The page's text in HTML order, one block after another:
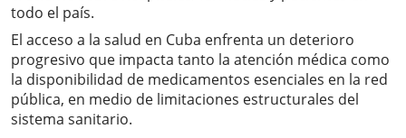
todo el país.
El acceso a la salud en Cuba enfrenta un deterioro
progresivo que impacta tanto la atención médica como
la disponibilidad de medicamentos esenciales en la red
pública, en medio de limitaciones estructurales del
sistema sanitario.